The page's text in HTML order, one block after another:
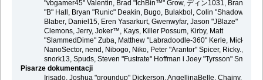
"vbgamer45" Valentin, Brad "IchBin™" Grow, ディン1031, Brannon
"B" Hall, Bryan "Runic" Deakin, Bugo, Bulakbol, Colin "Shadow82x"
Blaber, Daniel15, Eren Yasarkurt, Gwenwyfar, Jason "JBlaze"
Clemons, Jerry, Joker™, Kays, Killer Possum, Kirby, Matt
"SlammedDime" Zuba, Matthew "Labradoodle-360" Kerle, Mick.,
NanoSector, nend, Nibogo, Niko, Peter "Arantor" Spicer, Ricky.,
snork13, Spuds, Steven "Fustrate" Hoffman i Joey "Tyrsson" Smith
Pisarze dokumentacji
Irisado, Joshua "groundup" Dickerson, AngellinaBelle, Chainy,